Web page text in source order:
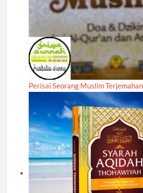
Perisai Seorang Muslim